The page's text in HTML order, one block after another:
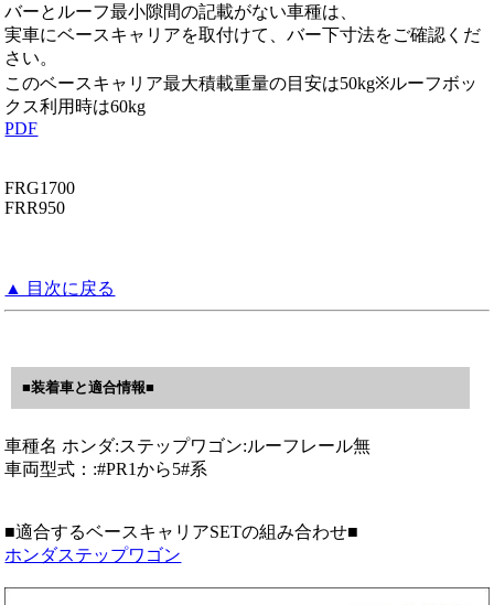
バーとルーフ最小隙間の記載がない車種は、
実車にベースキャリアを取付けて、バー下寸法をご確認くだ
さい。
このベースキャリア最大積載重量の目安は50kg※ルーフボッ
クス利用時は60kg
PDF
FRG1700
FRR950
▲ 目次に戻る
■装着車と適合情報■
車種名 ホンダ:ステップワゴン:ルーフレール無
車両型式：:#PR1から5#系
■適合するベースキャリアSETの組み合わせ■
ホンダステップワゴン